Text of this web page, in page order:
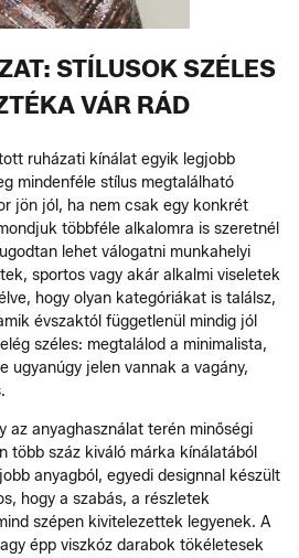
STÍLUSOK SZÉLES
VÁR RÁD
ruházati kínálat egyik legjobb
mindenféle stílus megtalálható
jön jól, ha nem csak egy konkrét
többféle alkalomra is szeretnél
lehet válogatni munkahelyi
sportos vagy akár alkalmi viseletek
hogy olyan kategóriákat is találsz,
évszaktól függetlenül mindig jól
széles: megtalálod a minimalista,
ugyanúgy jelen vannak a vagány,
az anyaghasználat terén minőségi
több száz kiváló márka kínálatából
anyagból, egyedi designnal készült
hogy a szabás, a részletek
szépen kivitelezettek legyenek. A
épp viszkóz darabok tökéletesek